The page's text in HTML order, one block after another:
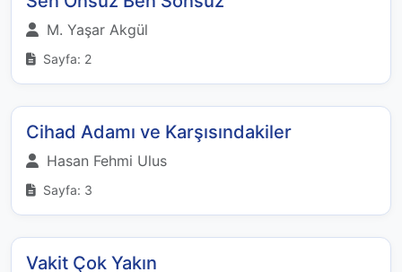
M. Yaşar Akgül
Sayfa: 2
Cihad Adamı ve Karşısındakiler
Hasan Fehmi Ulus
Sayfa: 3
Vakit Çok Yakın